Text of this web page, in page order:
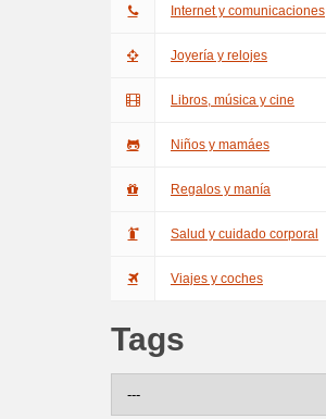
Internet y comunicaciones
Joyería y relojes
Libros, música y cine
Niños y mamáes
Regalos y manía
Salud y cuidado corporal
Viajes y coches
Tags